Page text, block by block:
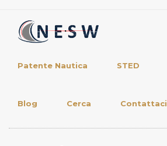
Patente Nautica STED
Blog Cerca Contattaci